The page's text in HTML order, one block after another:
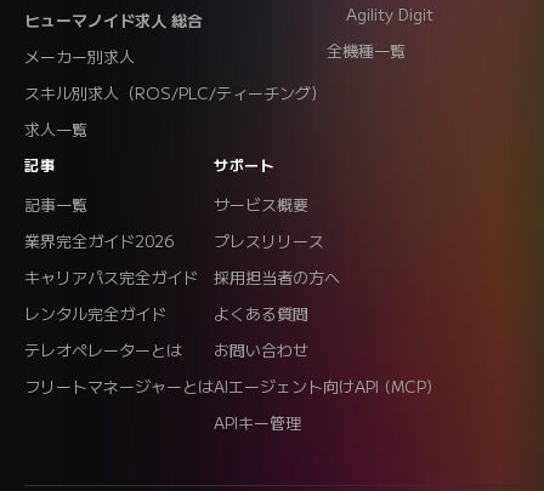
ヒューマノイド求人 総合
メーカー別求人
スキル別求人（ROS/PLC/ティーチング）
求人一覧
Agility Digit
全機種一覧
記事
記事一覧
業界完全ガイド2026
キャリアパス完全ガイド
レンタル完全ガイド
テレオペレーターとは
フリートマネージャーとは
サポート
サービス概要
プレスリリース
採用担当者の方へ
よくある質問
お問い合わせ
AIエージェント向けAPI (MCP)
APIキー管理